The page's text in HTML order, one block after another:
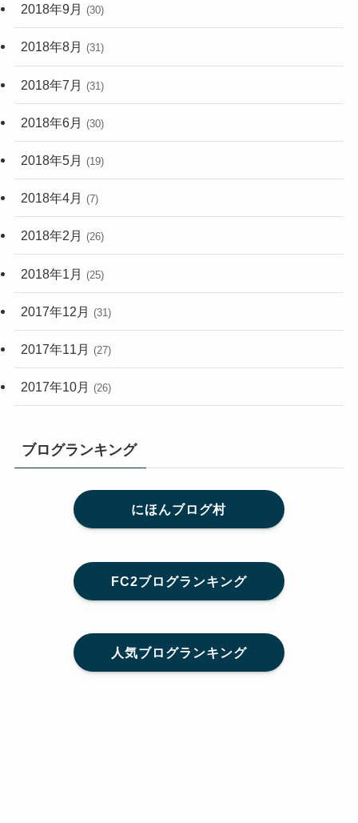
2018年9月 (30)
2018年8月 (31)
2018年7月 (31)
2018年6月 (30)
2018年5月 (19)
2018年4月 (7)
2018年2月 (26)
2018年1月 (25)
2017年12月 (31)
2017年11月 (27)
2017年10月 (26)
ブログランキング
にほんブログ村
FC2ブログランキング
人気ブログランキング